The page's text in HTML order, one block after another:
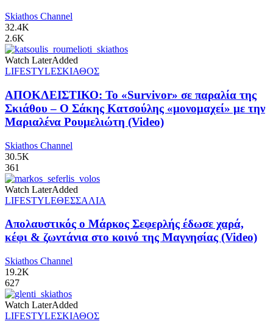
Skiathos Channel
32.4K
2.6K
Watch LaterAdded
LIFESTYLEΣΚΙΑΘΟΣ
ΑΠΟΚΛΕΙΣΤΙΚΟ: Το «Survivor» σε παραλία της
Σκιάθου – Ο Σάκης Κατσούλης «μονομαχεί» με την
Μαριαλένα Ρουμελιώτη (Video)
Skiathos Channel
30.5K
361
Watch LaterAdded
LIFESTYLEΘΕΣΣΑΛΙΑ
Απολαυστικός ο Μάρκος Σεφερλής έδωσε χαρά,
κέφι & ζωντάνια στο κοινό της Μαγνησίας (Video)
Skiathos Channel
19.2K
627
Watch LaterAdded
LIFESTYLEΣΚΙΑΘΟΣ